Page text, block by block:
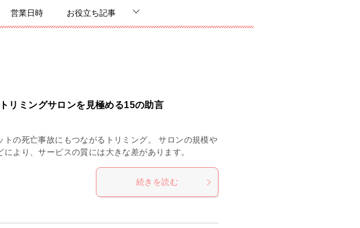
営業日時 お役立ち記事
リミングサロンを見極める15の助言
トの死亡事故にもつながるトリミング。 サロンの規模や
により、サービスの質には大きな差があります。
続きを読む